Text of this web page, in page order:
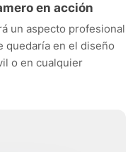
en acción
un aspecto profesional
quedaría en el diseño
o en cualquier